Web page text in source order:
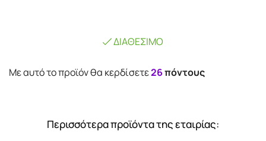
ΔΙΑΘΈΣΙΜΟ
Mε αυτό το προϊόν θα κερδίσετε26πόντους
Περισσότερα προϊόντα της εταιρίας: